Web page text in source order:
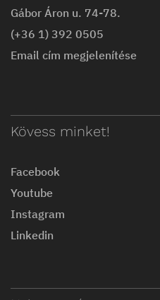
Gábor Áron u. 74-78.
(+36 1) 392 0505
Email cím megjelenítése
Kövess minket!
Facebook
Youtube
Instagram
Linkedin